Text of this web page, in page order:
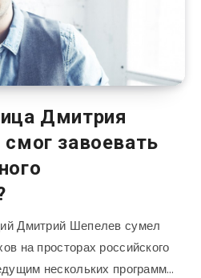
Дмитрия
завоевать
Дмитрий Шепелев сумел
на просторах российского
нескольких программ…